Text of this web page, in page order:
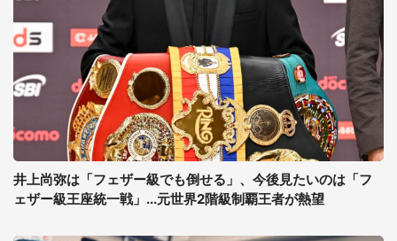
井上尚弥は「フェザー級でも倒せる」、今後見たいのは「フ
ェザー級王座統一戦」...元世界2階級制覇王者が熱望